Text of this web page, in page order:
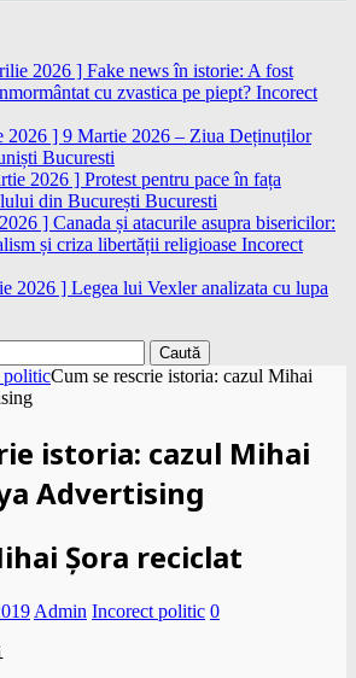
2026 ] Fake news în istorie: A fost
cu zvastica pe piept? Incorect
2026 ] 9 Martie 2026 – Ziua Deținuților
Bucuresti
2026 ] Protest pentru pace în fața
din București Bucuresti
] Canada și atacurile asupra bisericilor:
și criza libertății religioase Incorect
2026 ] Legea lui Vexler analizata cu lupa
politicCum se rescrie istoria: cazul Mihai
istoria: cazul Mihai
Advertising
Șora reciclat
Admin Incorect politic 0